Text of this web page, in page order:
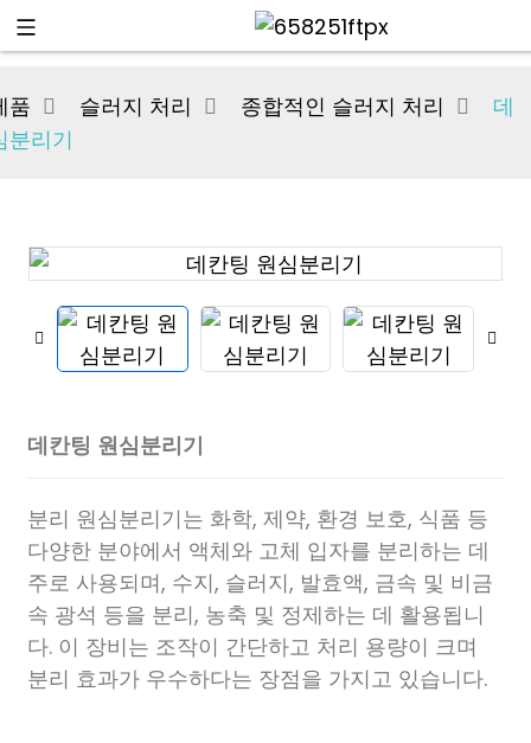
품 슬러지 처리 종합적인 슬러지 처리
데
분리기
데칸팅 원심분리기
분리 원심분리기는 화학, 제약, 환경 보호, 식품 등
다양한 분야에서 액체와 고체 입자를 분리하는 데
주로 사용되며, 수지, 슬러지, 발효액, 금속 및 비금
속 광석 등을 분리, 농축 및 정제하는 데 활용됩니
다. 이 장비는 조작이 간단하고 처리 용량이 크며
분리 효과가 우수하다는 장점을 가지고 있습니다.